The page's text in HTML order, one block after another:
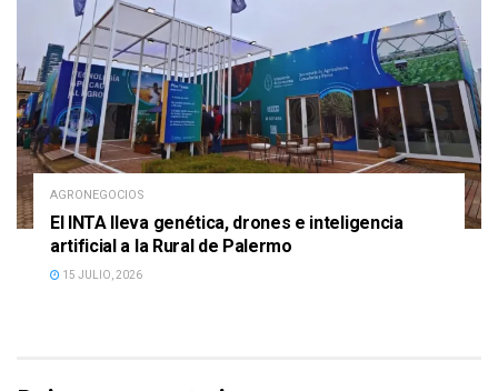
AGRONEGOCIOS
El INTA lleva genética, drones e inteligencia
artificial a la Rural de Palermo
15 JULIO, 2026